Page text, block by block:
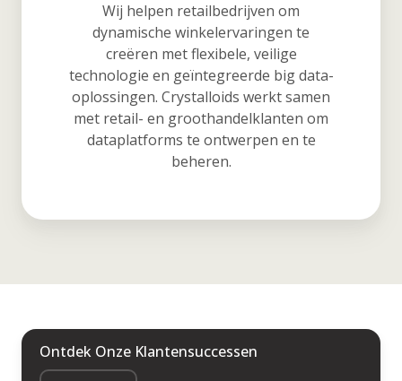
Wij helpen retailbedrijven om
dynamische winkelervaringen te
creëren met flexibele, veilige
technologie en geïntegreerde big data-
oplossingen. Crystalloids werkt samen
met retail- en groothandelklanten om
dataplatforms te ontwerpen en te
beheren.
Ontdek Onze Klantensuccessen